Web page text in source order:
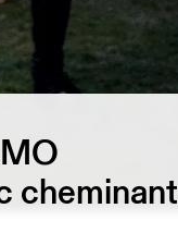
cheminant